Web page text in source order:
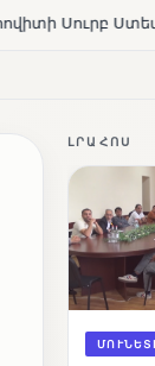
ԼՐԱՀՈՍ